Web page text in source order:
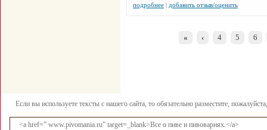
подробнее | добавить отзыв/оценить
« ‹ 4 5 6
Если вы используете тексты с нашего сайта, то обязательно разместите,
<a href=” www.pivomania.ru” target=_blank>Все о пиве и пивоварнях.</a>